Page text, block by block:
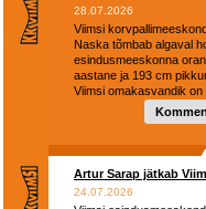
28.07.2026
Viimsi
Naska tõmbab algaval
esindusmeeskonna
aastane ja 193 cm
Viimsi omakasvandik
Artur Sarap jätkab
24.07.2026